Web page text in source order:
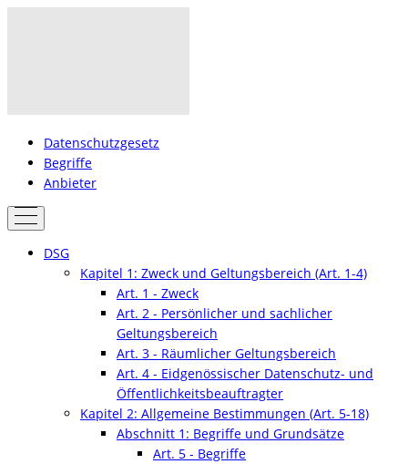
Datenschutzgesetz
Begriffe
Anbieter
DSG
Kapitel 1: Zweck und Geltungsbereich (Art. 1-4)
Art. 1 - Zweck
Art. 2 - Persönlicher und sachlicher
Geltungsbereich
Art. 3 - Räumlicher Geltungsbereich
Art. 4 - Eidgenössischer Datenschutz- und
Öffentlichkeitsbeauftragter
Kapitel 2: Allgemeine Bestimmungen (Art. 5-18)
Abschnitt 1: Begriffe und Grundsätze
Art. 5 - Begriffe